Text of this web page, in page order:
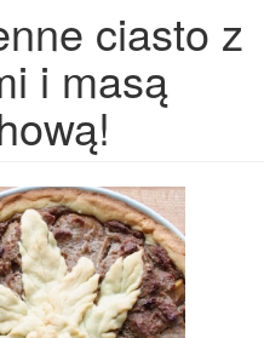
ciasto z
i masą